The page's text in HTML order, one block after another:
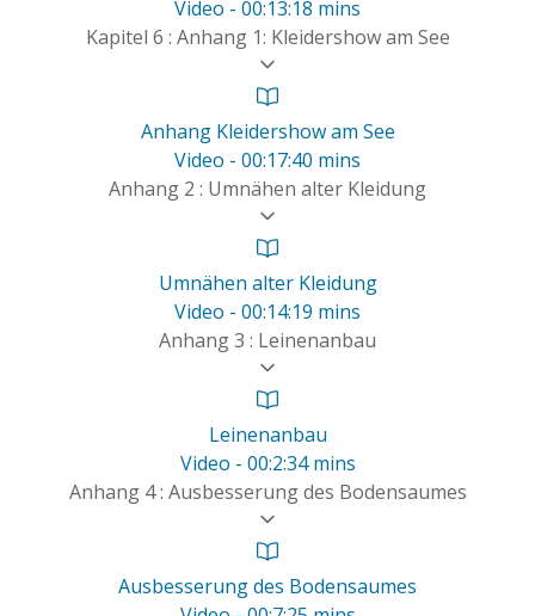
Video - 00:13:18 mins
Kapitel 6 : Anhang 1: Kleidershow am See
Anhang Kleidershow am See
Video - 00:17:40 mins
Anhang 2 : Umnähen alter Kleidung
Umnähen alter Kleidung
Video - 00:14:19 mins
Anhang 3 : Leinenanbau
Leinenanbau
Video - 00:2:34 mins
Anhang 4 : Ausbesserung des Bodensaumes
Ausbesserung des Bodensaumes